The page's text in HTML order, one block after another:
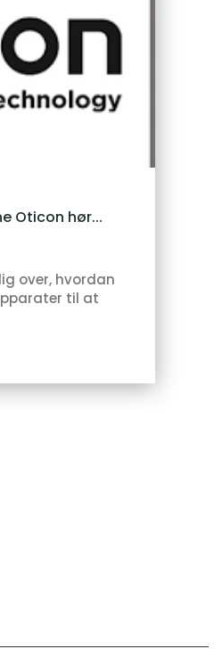
Oticon hør...
over, hvordan
til at